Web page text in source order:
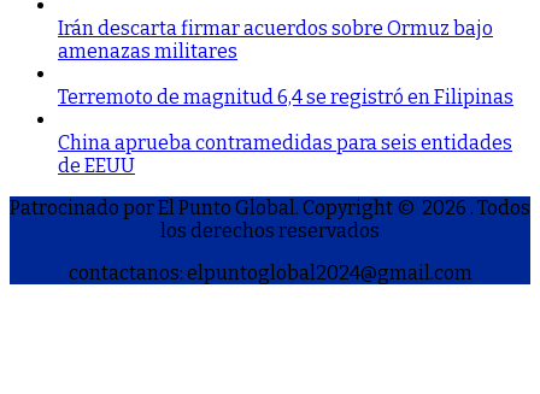
Irán descarta firmar acuerdos sobre Ormuz bajo
amenazas militares
Terremoto de magnitud 6,4 se registró en Filipinas
China aprueba contramedidas para seis entidades
de EEUU
Patrocinado por El Punto Global. Copyright © 2026 . Todos
los derechos reservados
contactanos: elpuntoglobal2024@gmail.com